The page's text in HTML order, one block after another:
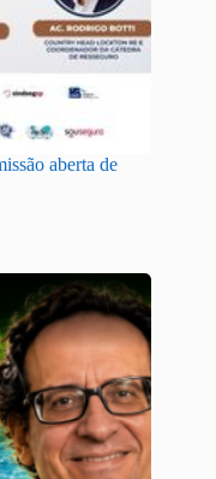
aberta de